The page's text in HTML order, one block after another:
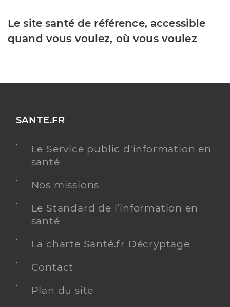
Le site santé de référence, accessible
quand vous voulez, où vous voulez
SANTE.FR
Le Service public d'information en
santé
Nos missions
Le Standard de l’information en
santé
La charte Santé.fr Décryptage
Contact
Plan du site